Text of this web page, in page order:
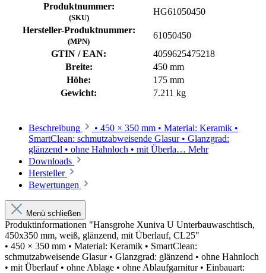
Produktnummer:
(SKU)
HG61050450
Hersteller-Produktnummer:
(MPN)
61050450
GTIN / EAN:
4059625475218
Breite:
450 mm
Höhe:
175 mm
Gewicht:
7.211 kg
Beschreibung
• 450 × 350 mm • Material: Keramik •
SmartClean: schmutzabweisende Glasur • Glanzgrad:
glänzend • ohne Hahnloch • mit Überla… Mehr
Downloads
Hersteller
Bewertungen
Menü schließen
Produktinformationen "Hansgrohe Xuniva U Unterbauwaschtisch,
450x350 mm, weiß, glänzend, mit Überlauf, CL25"
• 450 × 350 mm • Material: Keramik • SmartClean:
schmutzabweisende Glasur • Glanzgrad: glänzend • ohne Hahnloch
• mit Überlauf • ohne Ablage • ohne Ablaufgarnitur • Einbauart: